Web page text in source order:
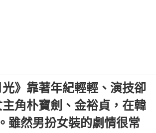
光》靠著年紀輕輕、演技卻
角朴寶劍、金裕貞，在韓
雖然男扮女裝的劇情很常